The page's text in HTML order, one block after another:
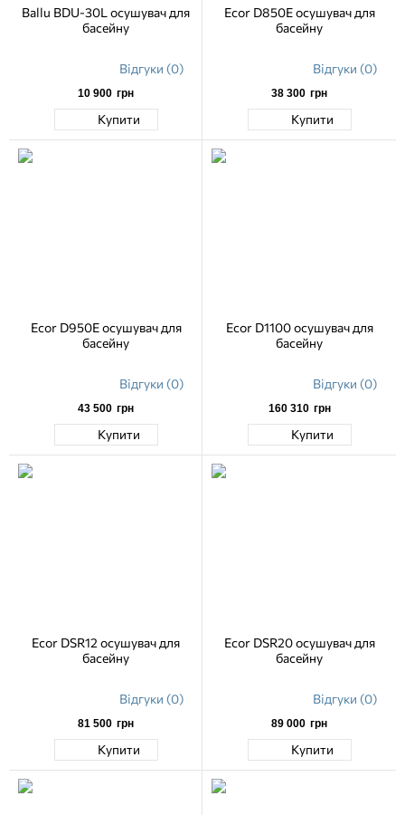
Ballu BDU-30L осушувач для
басейну
Відгуки (0)
10 900 грн
Купити
Ecor D850E осушувач для
басейну
Відгуки (0)
38 300 грн
Купити
Ecor D950E осушувач для
басейну
Відгуки (0)
43 500 грн
Купити
Ecor D1100 осушувач для
басейну
Відгуки (0)
160 310 грн
Купити
Ecor DSR12 осушувач для
басейну
Відгуки (0)
81 500 грн
Купити
Ecor DSR20 осушувач для
басейну
Відгуки (0)
89 000 грн
Купити